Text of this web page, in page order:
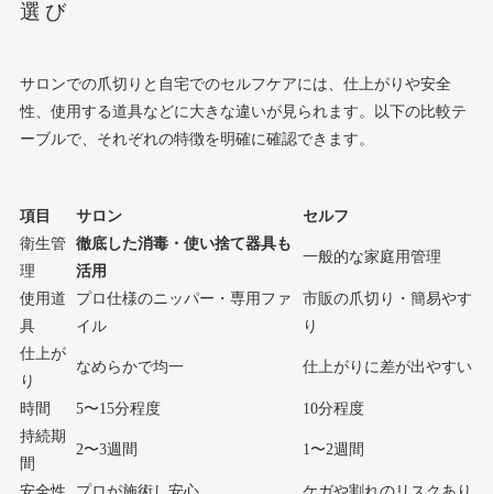
選び
サロンでの爪切りと自宅でのセルフケアには、仕上がりや安全
性、使用する道具などに大きな違いが見られます。以下の比較テ
ーブルで、それぞれの特徴を明確に確認できます。
項目 サロン
セルフ
衛生管
理
徹底した消毒・使い捨て器具も
活用
一般的な家庭用管理
使用道
具
プロ仕様のニッパー・専用ファ
イル
市販の爪切り・簡易やす
り
仕上が
り
なめらかで均一 仕上がりに差が出やすい
時間 5〜15分程度
10分程度
持続期
間
2〜3週間 1〜2週間